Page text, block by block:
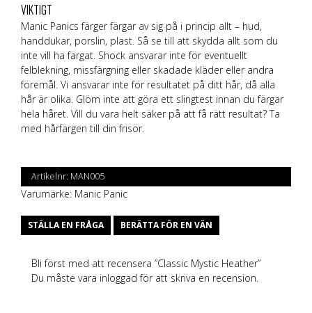
VIKTIGT
Manic Panics färger färgar av sig på i princip allt – hud,
handdukar, porslin, plast. Så se till att skydda allt som du
inte vill ha färgat. Shock ansvarar inte för eventuellt
felblekning, missfärgning eller skadade kläder eller andra
föremål. Vi ansvarar inte för resultatet på ditt hår, då alla
hår är olika. Glöm inte att göra ett slingtest innan du färgar
hela håret. Vill du vara helt säker på att få rätt resultat? Ta
med hårfärgen till din frisör.
Artikelnr: MAN005
Varumärke: Manic Panic
STÄLLA EN FRÅGA BERÄTTA FÖR EN VÄN
Bli först med att recensera ”Classic Mystic Heather”
Du måste vara inloggad för att skriva en recension.